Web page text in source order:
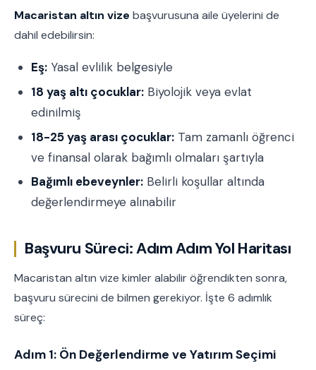
Macaristan altın vize başvurusuna aile üyelerini de
dahil edebilirsin:
Eş: Yasal evlilik belgesiyle
18 yaş altı çocuklar: Biyolojik veya evlat
edinilmiş
18-25 yaş arası çocuklar: Tam zamanlı öğrenci
ve finansal olarak bağımlı olmaları şartıyla
Bağımlı ebeveynler: Belirli koşullar altında
değerlendirmeye alınabilir
Başvuru Süreci: Adım Adım Yol Haritası
Macaristan altın vize kimler alabilir öğrendikten sonra,
başvuru sürecini de bilmen gerekiyor. İşte 6 adımlık
süreç:
Adım 1: Ön Değerlendirme ve Yatırım Seçimi